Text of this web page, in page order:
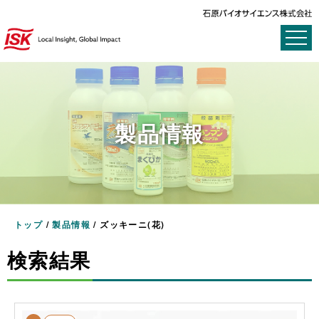
製品情報
トップ /製品情報 / ズッキーニ(花)
検索結果